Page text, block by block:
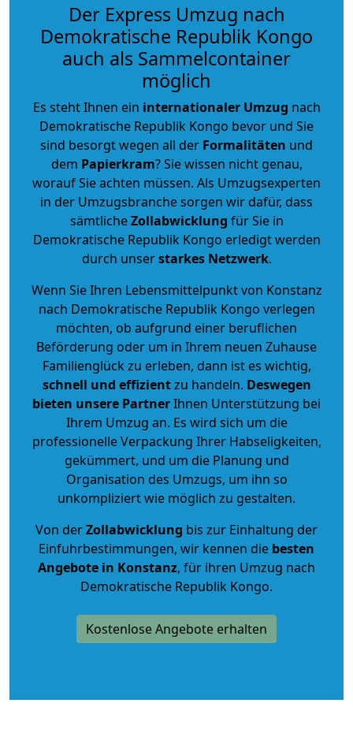
Der Express Umzug nach
Demokratische Republik Kongo
auch als Sammelcontainer
möglich
Es steht Ihnen ein internationaler Umzug nach
Demokratische Republik Kongo bevor und Sie
sind besorgt wegen all der Formalitäten und
dem Papierkram? Sie wissen nicht genau,
worauf Sie achten müssen. Als Umzugsexperten
in der Umzugsbranche sorgen wir dafür, dass
sämtlicheZollabwicklung für Sie in
Demokratische Republik Kongo erledigt werden
durch unserstarkes Netzwerk.
Wenn Sie Ihren Lebensmittelpunkt von Konstanz
nach Demokratische Republik Kongo verlegen
möchten, ob aufgrund einer beruflichen
Beförderung oder um in Ihrem neuen Zuhause
Familienglück zu erleben, dann ist es wichtig,
schnell und effizientzu handeln. Deswegen
bieten unsere PartnerIhnen Unterstützung bei
Ihrem Umzug an. Es wird sich um die
professionelle Verpackung Ihrer Habseligkeiten,
gekümmert, und um die Planung und
Organisation des Umzugs, um ihn so
unkompliziert wie möglich zu gestalten.
Von derZollabwicklung bis zur Einhaltung der
Einfuhrbestimmungen, wir kennen die besten
Angebote in Konstanz, für ihren Umzug nach
Demokratische Republik Kongo.
Kostenlose Angebote erhalten